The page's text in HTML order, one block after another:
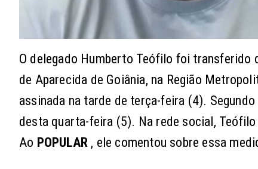
O delegado Humberto Teófilo foi transferido
de Aparecida de Goiânia, na Região
assinada na tarde de terça-feira (4).
desta quarta-feira (5). Na rede social,
Ao POPULAR , ele comentou sobre essa